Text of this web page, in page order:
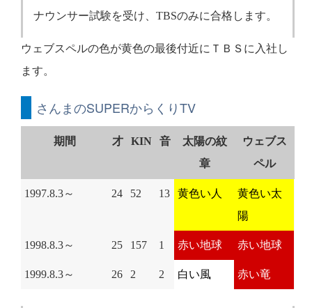
ナウンサー試験を受け、TBSのみに合格します。
ウェブスペルの色が黄色の最後付近にＴＢＳに入社し
ます。
さんまのSUPERからくりTV
期間 才 KIN 音
太陽の紋
章
ウェブス
ペル
1997.8.3～ 24 52 13 黄色い人
黄色い太
陽
1998.8.3～ 25 157 1 赤い地球 赤い地球
1999.8.3～ 26 2 2 白い風 赤い竜